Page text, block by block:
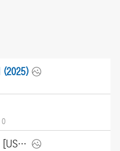
(2025)
0
메르세데스-벤츠 S680 Maybach [US] (2027)